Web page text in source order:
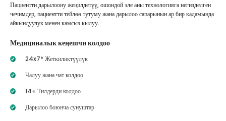
Пациентти дарылоону жеңилдетүү, ошондой эле аны технологияга негизделген
чечимдер, пациентти тейлөө тутуму жана дарылоо сапарынын ар бир кадамында
айкындуулук менен камсыз кылуу.
Медициналык кеңешчи колдоо
24x7* Жеткиликтүүлүк
Чалуу жана чат колдоо
14+ Тилдерди колдоо
Дарылоо боюнча сунуштар